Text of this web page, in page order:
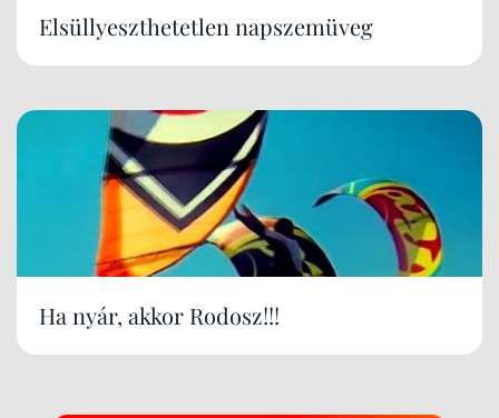
Elsüllyeszthetetlen napszemüveg
Ha nyár, akkor Rodosz!!!